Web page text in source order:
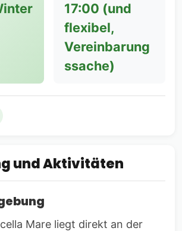
17:00 (und
flexibel,
Vereinbarung
ssache)
und Aktivitäten
Mare liegt direkt an der